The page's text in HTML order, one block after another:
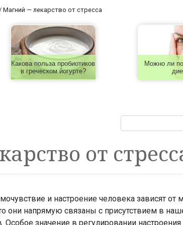
Магний — лекарство от стресса
Какова польза пробиотиков
в греческом йогурте?
Можно ли
от
и настроение человека зависят от
они напрямую связаны с присутствием в
значение в регулировании настроения